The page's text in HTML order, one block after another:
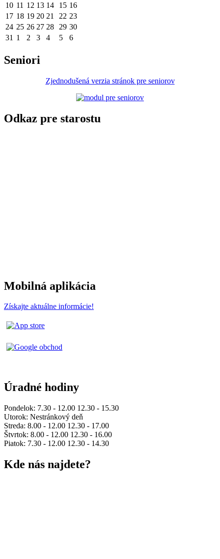
10 11 12 13 14 15 16
17 18 19 20 21 22 23
24 25 26 27 28 29 30
31 1 2 3 4 5 6
Seniori
Zjednodušená verzia stránok pre seniorov
Odkaz pre starostu
Mobilná aplikácia
Získajte aktuálne informácie!
Úradné hodiny
Pondelok: 7.30 - 12.00 12.30 - 15.30
Utorok: Nestránkový deň
Streda: 8.00 - 12.00 12.30 - 17.00
Štvrtok: 8.00 - 12.00 12.30 - 16.00
Piatok: 7.30 - 12.00 12.30 - 14.30
Kde nás najdete?